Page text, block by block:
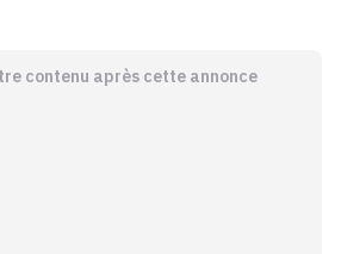
contenu après cette annonce